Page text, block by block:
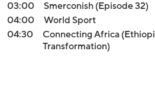
03:00
Smerconish (Episode 32)
04:00
World Sport
04:30
Connecting Africa
Transformation)